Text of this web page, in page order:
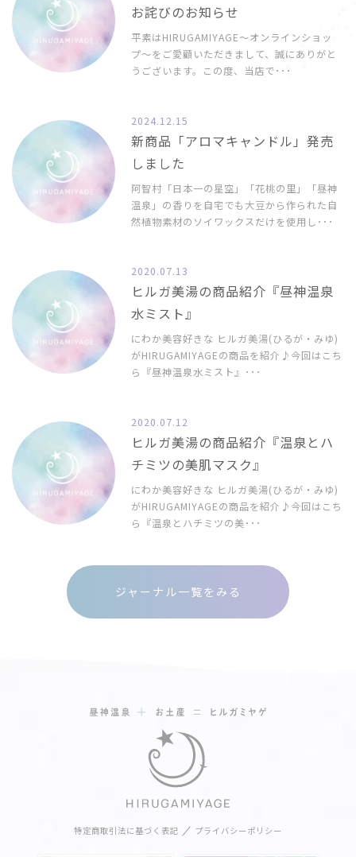
お詫びのお知らせ
平素はHIRUGAMIYAGE〜オンラインショッ
プ〜をご愛顧いただきまして、誠にありがと
うございます。この度、当店で･･･
2024.12.15
新商品「アロマキャンドル」発売
しました
阿智村「日本一の星空」「花桃の里」「昼神
温泉」の香りを自宅でも大豆から作られた自
然植物素材のソイワックスだけを使用し･･･
2020.07.13
ヒルガ美湯の商品紹介『昼神温泉
水ミスト』
にわか美容好きな ヒルガ美湯(ひるが・みゆ)
がHIRUGAMIYAGEの商品を紹介♪今回はこち
ら『昼神温泉水ミスト』･･･
2020.07.12
ヒルガ美湯の商品紹介『温泉とハ
チミツの美肌マスク』
にわか美容好きな ヒルガ美湯(ひるが・みゆ)
がHIRUGAMIYAGEの商品を紹介♪今回はこち
ら『温泉とハチミツの美･･･
ジャーナル一覧をみる
特定商取引法に基づく表記 プライバシーポリシー